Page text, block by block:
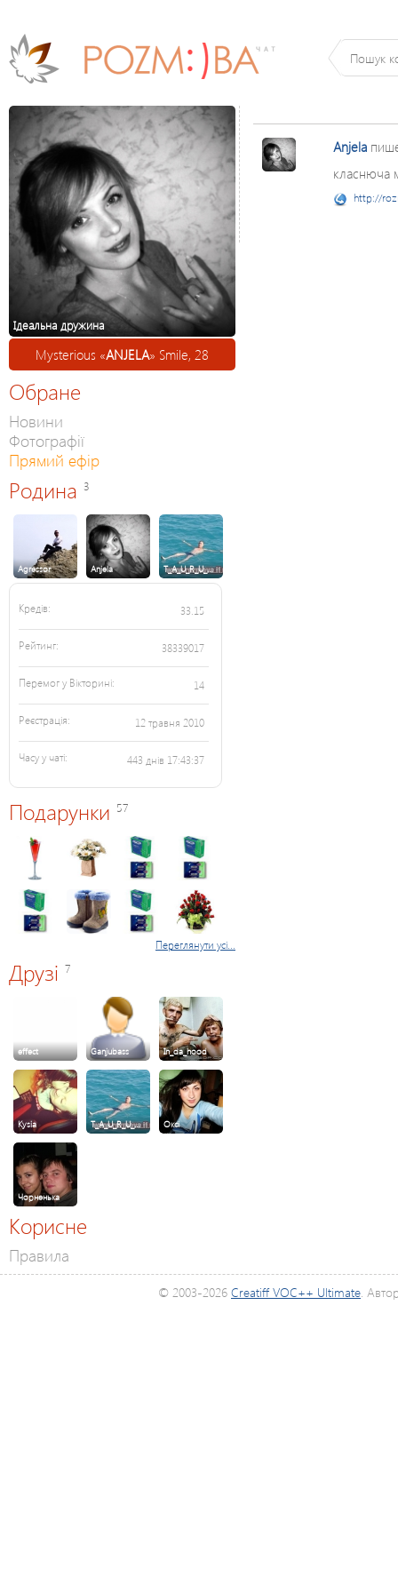
Ідеальна дружина
Mysterious «ANJELA» Smile, 28
Обране
Новини
Фотографії
Прямий ефір
Родина 3
Agressor Anjela T_A_U_R_U_…
Кредів: 33.15
Рейтинг: 38339017
Перемог у Вікторині: 14
Реєстрація: 12 травня 2010
Часу у чаті: 443 днів 17:43:37
Подарунки 57
Переглянути усі...
Друзі 7
effect Ganjubass In_da_hood
Kysia T_A_U_R_U_… Оксі
Чорненька
Корисне
Правила
Anjela
класнюча
http://
© 2003-2026 Creatiff VOC++ Ultimate.